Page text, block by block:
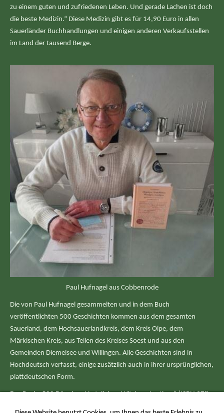
zu einem guten und zufriedenen Leben. Und gerade Lachen ist doch
die beste Medizin.“ Diese Medizin gibt es für 14,90 Euro in allen
Sauerländer Buchhandlungen und einigen anderen Verkaufsstellen
im Land der tausend Berge.
Paul Hufnagel aus Cobbenrode
Die von Paul Hufnagel gesammelten und in dem Buch
veröffentlichten 500 Geschichten kommen aus dem gesamten
Sauerland, dem Hochsauerlandkreis, dem Kreis Olpe, dem
Märkischen Kreis, aus Teilen des Kreises Soest und aus den
Gemeinden Diemelsee und Willingen. Alle Geschichten sind in
Hochdeutsch verfasst, einige zusätzlich auch in ihrer ursprünglichen,
plattdeutschen Form.
Das Buch „500 Dönekes, Vertellekes, Witziges, Lustiges“ (ISBN 978-